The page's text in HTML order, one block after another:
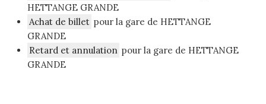
HETTANGE GRANDE
Achat de billet pour la gare de HETTANGE
GRANDE
Retard et annulation pour la gare de HETTANGE
GRANDE